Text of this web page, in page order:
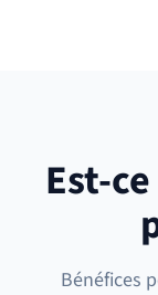
Est-
Bénéfices